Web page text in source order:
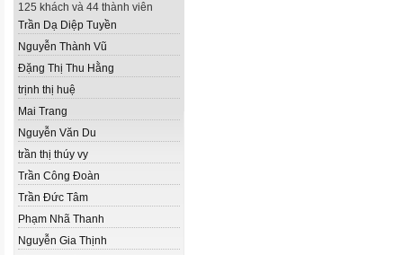
125 khách và 44 thành viên
Trần Dạ Diệp Tuyền
Nguyễn Thành Vũ
Đặng Thị Thu Hằng
trịnh thị huệ
Mai Trang
Nguyễn Văn Du
trần thị thúy vy
Trần Công Đoàn
Trần Đức Tâm
Phạm Nhã Thanh
Nguyễn Gia Thịnh